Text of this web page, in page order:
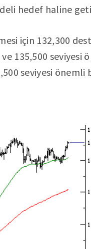
hedef haline
için 132,300
135,500
seviyesi